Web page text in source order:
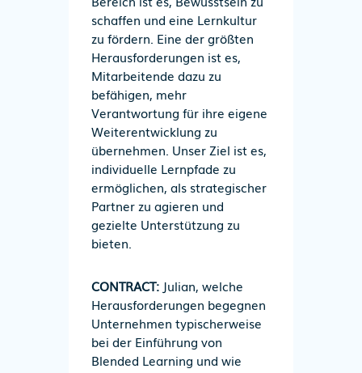
schaffen und eine Lernkultur
zu fördern. Eine der größten
Herausforderungen ist es,
Mitarbeitende dazu zu
befähigen, mehr
Verantwortung für ihre eigene
Weiterentwicklung zu
übernehmen. Unser Ziel ist es,
individuelle Lernpfade zu
ermöglichen, als strategischer
Partner zu agieren und
gezielte Unterstützung zu
bieten.
CONTRACT: Julian, welche
Herausforderungen begegnen
Unternehmen typischerweise
bei der Einführung von
Blended Learning und wie